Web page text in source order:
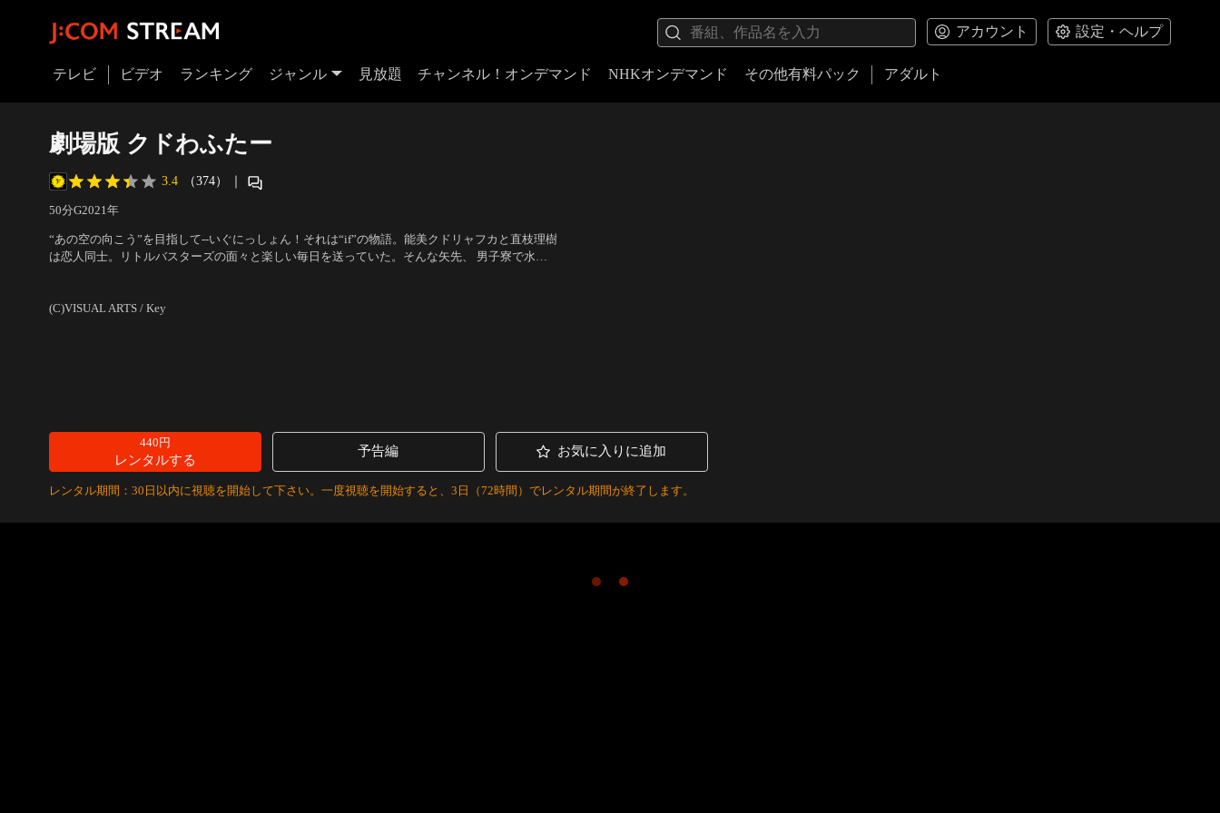
アカウント 設定・ヘルプ
テレビ ビデオ ランキング ジャンル 見放題 チャンネル！オンデマンド NHKオンデマンド その他有料パック アダルト
劇場版 クドわふたー
3.4 （374） ｜
50分G2021年
“あの空の向こう”を目指して--いぐにっしょん！それは“if”の物語。能美クドリャフカと直枝理樹
は恋人同士。リトルバスターズの面々と楽しい毎日を送っていた。そんな矢先、 男子寮で水道
(C)VISUAL ARTS / Key
440円
レンタルする
予告編 お気に入りに追加
レンタル期間：30日以内に視聴を開始して下さい。一度視聴を開始すると、3日（72時間）でレンタル期間が終了します。